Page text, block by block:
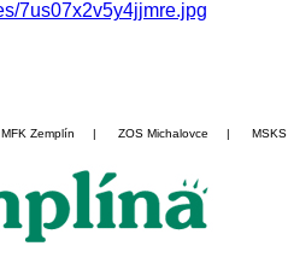
MFK Zemplín | ZOS Michalovce | MSKS